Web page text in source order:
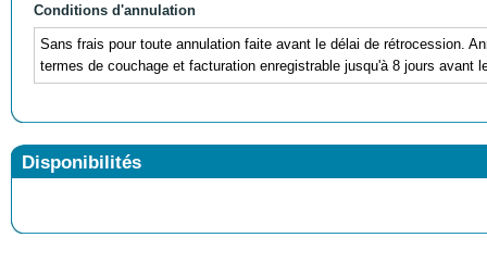
Conditions d'annulation
Sans frais pour toute annulation faite avant le délai de rétrocession.
termes de couchage et facturation enregistrable jusqu'à 8 jours avant
Disponibilités